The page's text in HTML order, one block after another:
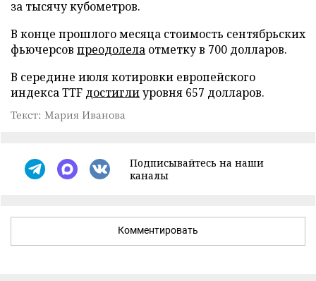
за тысячу кубометров.
В конце прошлого месяца стоимость сентябрьских
фьючерсов преодолела отметку в 700 долларов.
В середине июля котировки европейского
индекса TTF достиглиуровня 657 долларов.
Текст: Мария Иванова
Подписывайтесь на наши
каналы
Комментировать